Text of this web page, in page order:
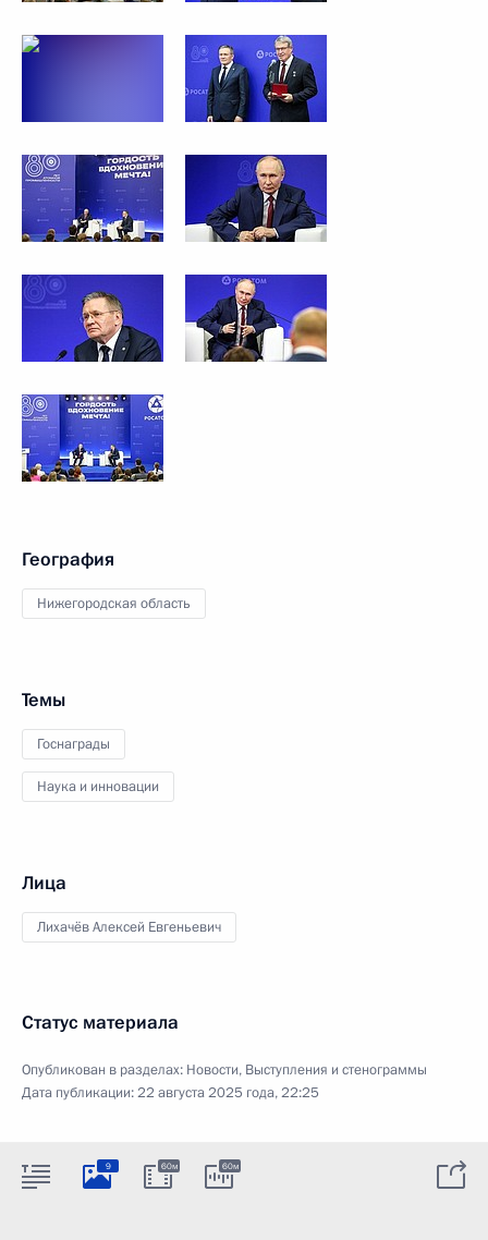
География
Нижегородская область
Темы
Госнаграды
Наука и инновации
Лица
Лихачёв Алексей Евгеньевич
Статус материала
Опубликован в разделах: Новости, Выступления и стенограммы
Дата публикации:22 августа 2025 года, 22:25
9 60м 60м